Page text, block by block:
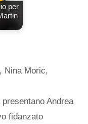
per
, Nina Moric,
Andrea
fidanzato